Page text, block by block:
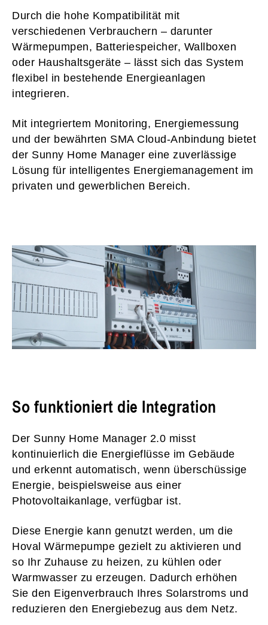
Durch die hohe Kompatibilität mit
verschiedenen Verbrauchern – darunter
Wärmepumpen, Batteriespeicher, Wallboxen
oder Haushaltsgeräte – lässt sich das System
flexibel in bestehende Energieanlagen
integrieren.
Mit integriertem Monitoring, Energiemessung
und der bewährten SMA Cloud-Anbindung bietet
der Sunny Home Manager eine zuverlässige
Lösung für intelligentes Energiemanagement im
privaten und gewerblichen Bereich.
So funktioniert die Integration
Der Sunny Home Manager 2.0 misst
kontinuierlich die Energieflüsse im Gebäude
und erkennt automatisch, wenn überschüssige
Energie, beispielsweise aus einer
Photovoltaikanlage, verfügbar ist.
Diese Energie kann genutzt werden, um die
Hoval Wärmepumpe gezielt zu aktivieren und
so Ihr Zuhause zu heizen, zu kühlen oder
Warmwasser zu erzeugen. Dadurch erhöhen
Sie den Eigenverbrauch Ihres Solarstroms und
reduzieren den Energiebezug aus dem Netz.